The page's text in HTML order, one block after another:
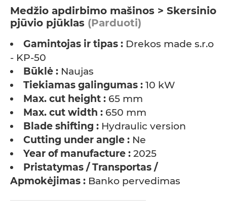
Medžio apdirbimo mašinos > Skersinio
pjūvio pjūklas (Parduoti)
Gamintojas ir tipas : Drekos made s.r.o
- KP-50
Būklė : Naujas
Tiekiamas galingumas : 10 kW
Max. cut height : 65 mm
Max. cut width : 650 mm
Blade shifting : Hydraulic version
Cutting under angle : Ne
Year of manufacture : 2025
Pristatymas / Transportas /
Apmokėjimas : Banko pervedimas